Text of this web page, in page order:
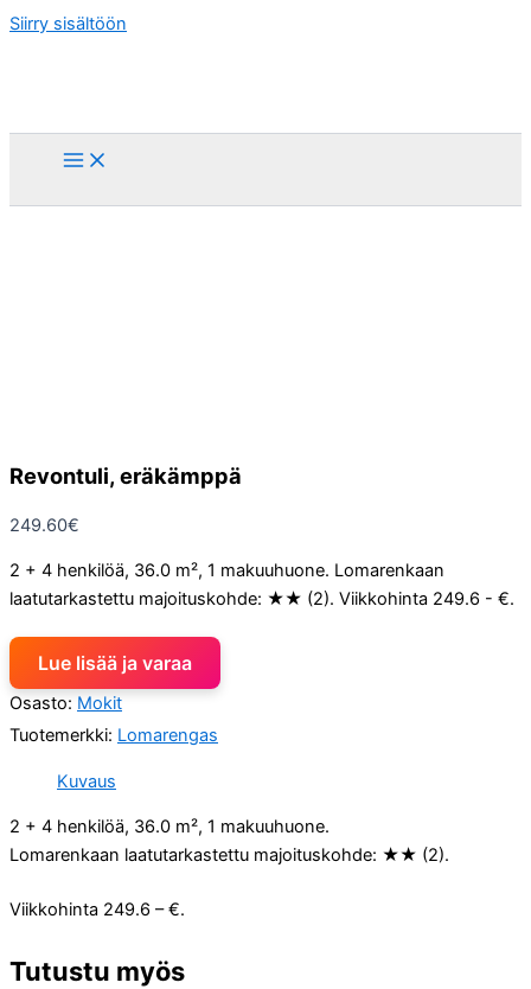
Siirry sisältöön
Revontuli, eräkämppä
249.60€
2 + 4 henkilöä, 36.0 m², 1 makuuhuone. Lomarenkaan
laatutarkastettu majoituskohde: ★★ (2). Viikkohinta 249.6 - €.
Lue lisää ja varaa
Osasto: Mokit
Tuotemerkki: Lomarengas
Kuvaus
2 + 4 henkilöä, 36.0 m², 1 makuuhuone.
Lomarenkaan laatutarkastettu majoituskohde: ★★ (2).
Viikkohinta 249.6 – €.
Tutustu myös